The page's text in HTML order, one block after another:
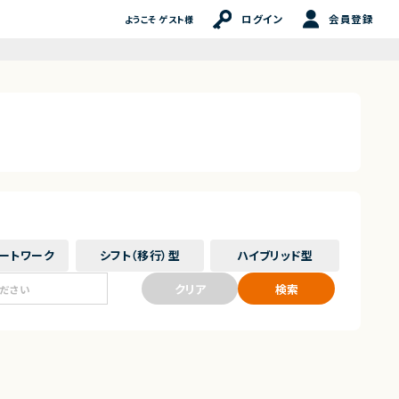
ようこそ ゲスト様 ログイン 会員登録
トワーク シフト（移行） 型 ハイブリッド型
クリア
検索